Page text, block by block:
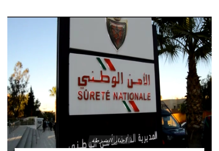
أخبار الشرطة